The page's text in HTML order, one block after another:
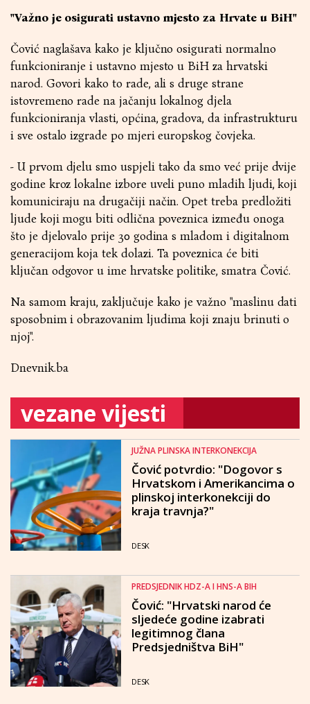
"Važno je osigurati ustavno mjesto za Hrvate u BiH"
Čović naglašava kako je ključno osigurati normalno
funkcioniranje i ustavno mjesto u BiH za hrvatski
narod. Govori kako to rade, ali s druge strane
istovremeno rade na jačanju lokalnog djela
funkcioniranja vlasti, općina, gradova, da infrastrukturu
i sve ostalo izgrade po mjeri europskog čovjeka.
- U prvom djelu smo uspjeli tako da smo već prije dvije
godine kroz lokalne izbore uveli puno mladih ljudi, koji
komuniciraju na drugačiji način. Opet treba predložiti
ljude koji mogu biti odlična poveznica između onoga
što je djelovalo prije 30 godina s mladom i digitalnom
generacijom koja tek dolazi. Ta poveznica će biti
ključan odgovor u ime hrvatske politike, smatra Čović.
Na samom kraju, zaključuje kako je važno "maslinu dati
sposobnim i obrazovanim ljudima koji znaju brinuti o
njoj".
Dnevnik.ba
vezane vijesti
JUŽNA PLINSKA INTERKONEKCIJA
Čović potvrdio: "Dogovor s
Hrvatskom i Amerikancima o
plinskoj interkonekciji do
kraja travnja?"
DESK
PREDSJEDNIK HDZ-A I HNS-A BIH
Čović: "Hrvatski narod će
sljedeće godine izabrati
legitimnog člana
Predsjedništva BiH"
DESK